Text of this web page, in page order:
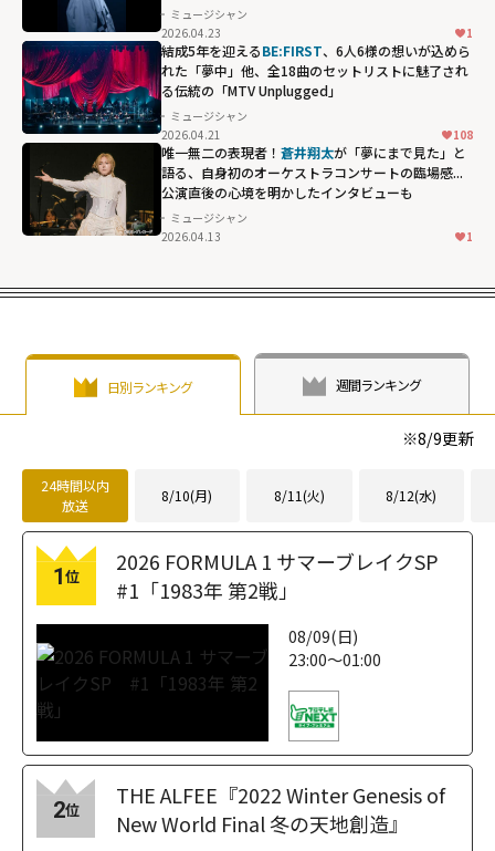
ミュージシャン
2026.04.23
1
結成5年を迎えるBE:FIRST、6人6様の想いが込めら
れた「夢中」他、全18曲のセットリストに魅了され
る伝統の「MTV Unplugged」
ミュージシャン
2026.04.21
108
唯一無二の表現者！ 蒼井翔太が「夢にまで見た」と
語る、自身初のオーケストラコンサートの臨場感...
公演直後の心境を明かしたインタビューも
ミュージシャン
2026.04.13
1
日別ランキング 週間ランキング
※8/9更新
24時間以内
放送
8/10(月) 8/11(火) 8/12(水)
1位
2026 FORMULA 1 サマーブレイクSP
#1「1983年 第2戦」
08/09(日)
23:00～01:00
2位
THE ALFEE『2022 Winter Genesis of
New World Final 冬の天地創造』